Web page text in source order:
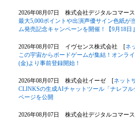
2026年08月07日 株式会社デジタルコマー
最大5,000ポイントや出演声優サイン色紙
ム発売記念キャンペーンを開催！【9月18日
2026年08月07日 イヴセンス株式会社 [ネ
この宇宙からボードゲームが集結！オンラ
(金)より事前登録開始！
2026年08月07日 株式会社イーゼ [ネット
CLINKSの生成AIチャットツール「ナレフ
ページを公開
2026年08月07日 株式会社デジタルコマー